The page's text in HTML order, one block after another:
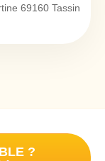
69160 Tassin
?